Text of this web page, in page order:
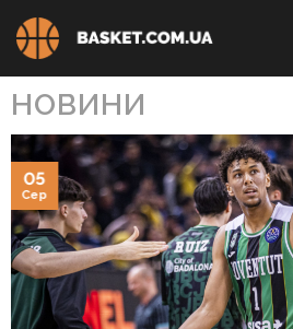
Skip
to
НОВИНИ
05
Сер